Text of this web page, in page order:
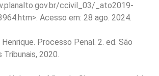
ccivil_03/_ato2019-
Acesso em: 28 ago. 2024.
Henrique. Processo Penal. 2. ed. São
2020.